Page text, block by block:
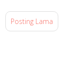
Posting Lama